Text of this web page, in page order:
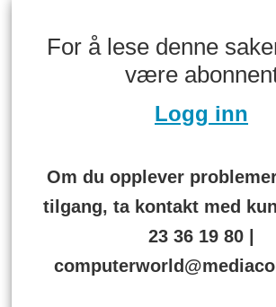
For å lese denne
være
Logg inn
Om du opplever
tilgang, ta kontakt med
23 36 19 80 |